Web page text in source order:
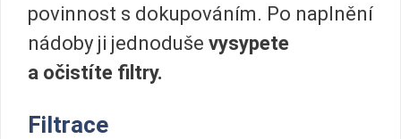
povinnost s dokupováním. Po naplnění
nádoby ji jednoduše vysypete
a očistíte filtry.
Filtrace